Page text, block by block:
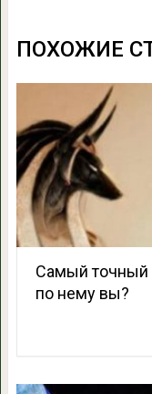
ПОХОЖИЕ
Самый точный
по нему вы?